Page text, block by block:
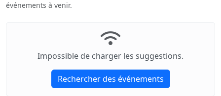
événements à venir.
Impossible de charger les suggestions.
Rechercher des événements